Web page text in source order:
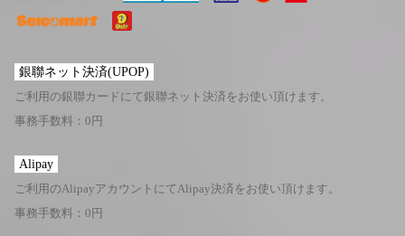
銀聯ネット決済(UPOP)
ご利用の銀聯カードにて銀聯ネット決済をお使い頂けます。
事務手数料：0円
Alipay
ご利用のAlipayアカウントにてAlipay決済をお使い頂けます。
事務手数料：0円